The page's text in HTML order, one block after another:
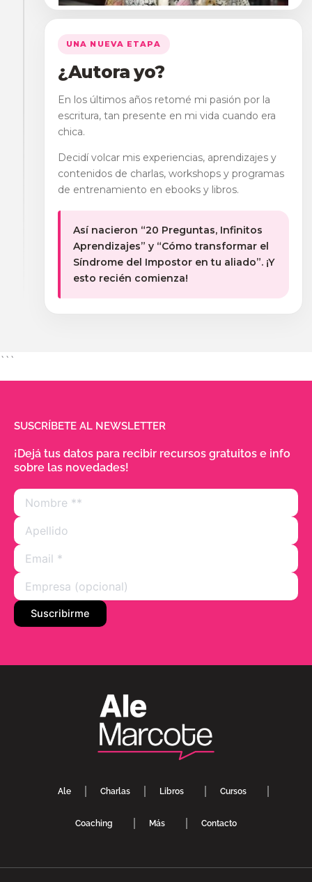
UNA NUEVA ETAPA
¿Autora yo?
En los últimos años retomé mi pasión por la
escritura, tan presente en mi vida cuando era
chica.
Decidí volcar mis experiencias, aprendizajes y
contenidos de charlas, workshops y programas
de entrenamiento en ebooks y libros.
Así nacieron “20 Preguntas, Infinitos
Aprendizajes” y “Cómo transformar el
Síndrome del Impostor en tu aliado”. ¡Y
esto recién comienza!
```
SUSCRÍBETE AL NEWSLETTER
¡Dejá tus datos para recibir recursos gratuitos e info
sobre las novedades!
Ale Charlas Libros Cursos
Coaching Más Contacto